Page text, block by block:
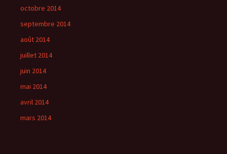
octobre 2014
septembre 2014
août 2014
juillet 2014
juin 2014
mai 2014
avril 2014
mars 2014